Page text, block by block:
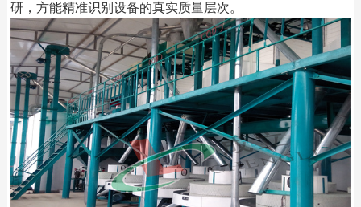
研，方能精准识别设备的真实质量层次。